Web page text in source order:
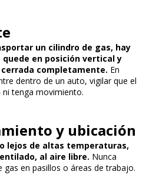
un cilindro de gas, hay
en posición vertical y
completamente. En
dentro de un auto, vigilar que el
tenga movimiento.
y ubicación
lejos de altas temperaturas,
al aire libre. Nunca
gas en pasillos o áreas de trabajo.